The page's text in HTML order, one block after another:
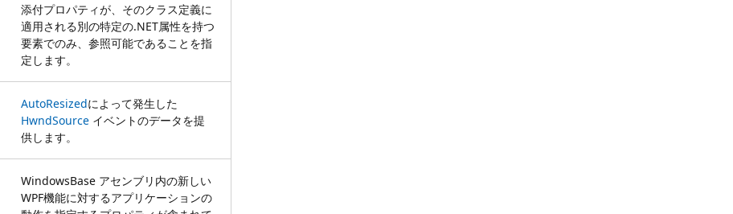
添付プロパティが、そのクラス定義に
適用される別の特定の.NET属性を持つ
要素でのみ、参照可能であることを指
定します。
AutoResizedによって発生した
HwndSource イベントのデータを提
供します。
WindowsBase アセンブリ内の新しい
WPF機能に対するアプリケーションの